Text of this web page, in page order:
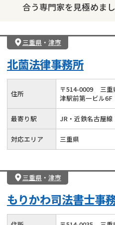
合う専門家を見極めまし
三重県 ・ 津市
北薗法律事務所
住所 〒514-0009
三重
津駅前第一ビル6F
最寄り駅 JR・近鉄名古屋線
対応エリア 三重県
三重県 ・ 津市
もりかわ司法書士事